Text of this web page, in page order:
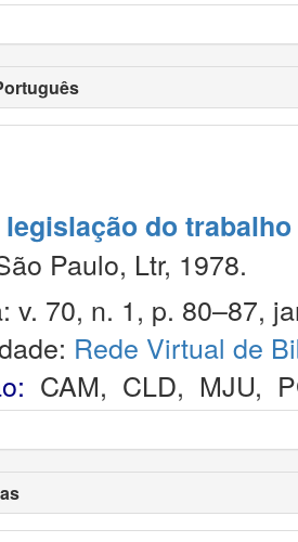
legislação do trabalho
Paulo, Ltr, 1978.
v. 70, n. 1, p. 80–87,
Rede Virtual de
CAM, CLD, MJU,